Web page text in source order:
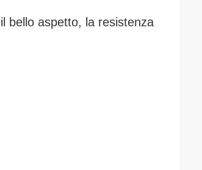
bello aspetto, la resistenza